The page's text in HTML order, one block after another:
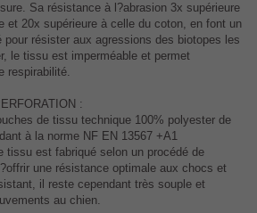
Sa résistance à l?abrasion 3x supérieure
et 20x supérieure à celle du coton, en font un
résister aux agressions des biotopes les
le tissu est imperméable et permet
respirabilité.
:
de tissu technique 100% polyester de
à la norme NF EN 13567 +A1
tissu est fabriqué selon un procédé de
une résistance optimale aux chocs et
il reste cependant très souple et
au chien.